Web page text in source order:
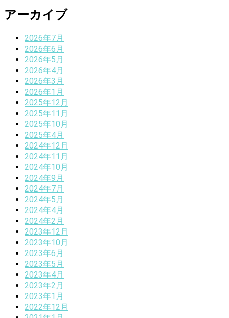
アーカイブ
2026年7月
2026年6月
2026年5月
2026年4月
2026年3月
2026年1月
2025年12月
2025年11月
2025年10月
2025年4月
2024年12月
2024年11月
2024年10月
2024年9月
2024年7月
2024年5月
2024年4月
2024年2月
2023年12月
2023年10月
2023年6月
2023年5月
2023年4月
2023年2月
2023年1月
2022年12月